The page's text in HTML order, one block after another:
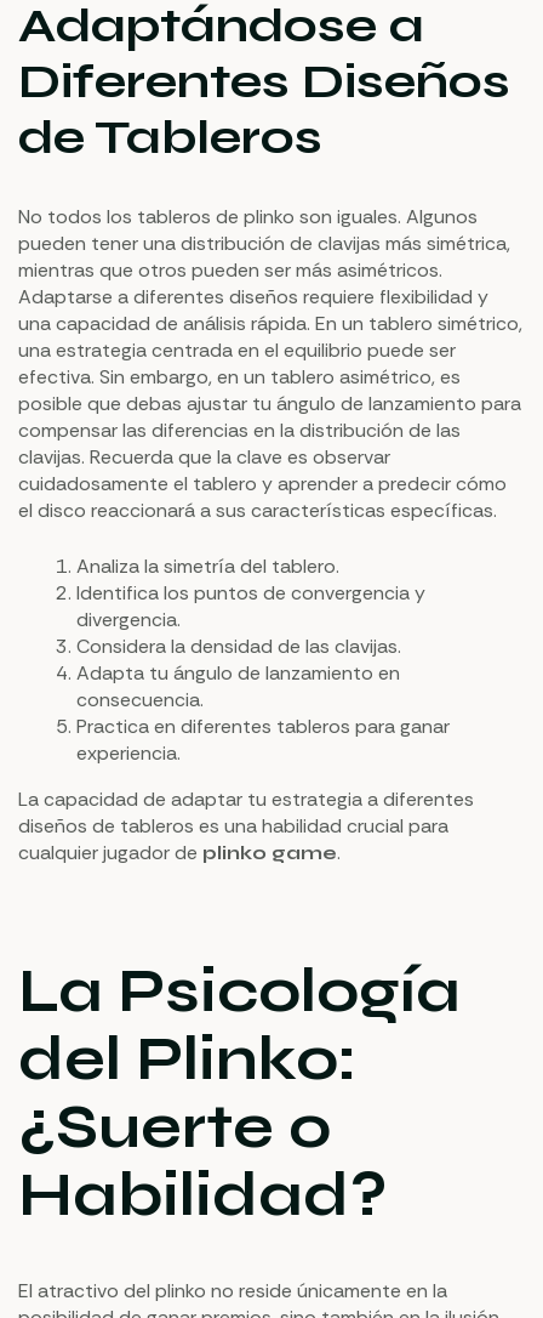
Adaptándose a
Diferentes Diseños
de Tableros
No todos los tableros de plinko son iguales. Algunos
pueden tener una distribución de clavijas más simétrica,
mientras que otros pueden ser más asimétricos.
Adaptarse a diferentes diseños requiere flexibilidad y
una capacidad de análisis rápida. En un tablero simétrico,
una estrategia centrada en el equilibrio puede ser
efectiva. Sin embargo, en un tablero asimétrico, es
posible que debas ajustar tu ángulo de lanzamiento para
compensar las diferencias en la distribución de las
clavijas. Recuerda que la clave es observar
cuidadosamente el tablero y aprender a predecir cómo
el disco reaccionará a sus características específicas.
Analiza la simetría del tablero.
Identifica los puntos de convergencia y
divergencia.
Considera la densidad de las clavijas.
Adapta tu ángulo de lanzamiento en
consecuencia.
Practica en diferentes tableros para ganar
experiencia.
La capacidad de adaptar tu estrategia a diferentes
diseños de tableros es una habilidad crucial para
cualquier jugador de plinko game.
La Psicología
del Plinko:
¿Suerte o
Habilidad?
El atractivo del plinko no reside únicamente en la